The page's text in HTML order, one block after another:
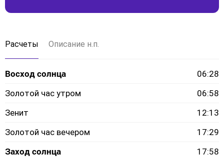
Расчеты Описание н.п.
Восход солнца
06:28
Золотой час утром
06:58
Зенит
12:13
Золотой час вечером
17:29
Заход солнца
17:58